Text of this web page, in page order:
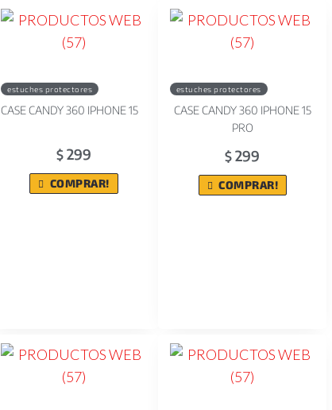
estuches protectores
CASE CANDY 360 IPHONE 15
$299
COMPRAR!
estuches protectores
CASE CANDY 360 IPHONE 15
PRO
$ 299
COMPRAR!